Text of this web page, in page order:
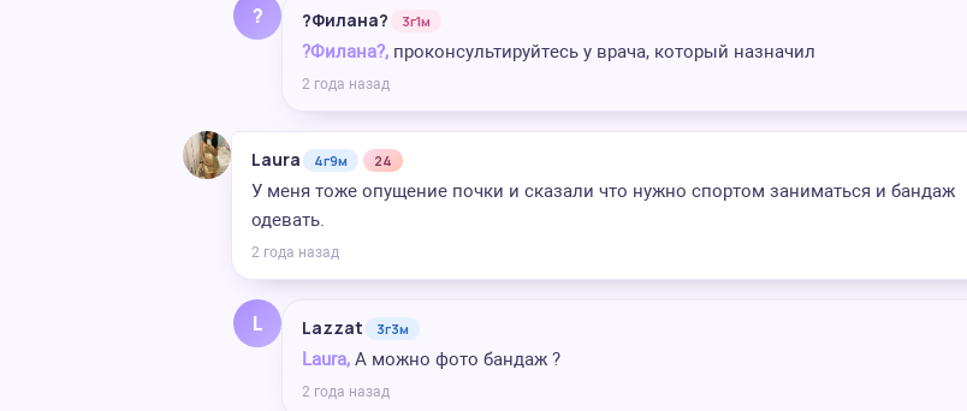
? ?Филана? 3г1м
?Филана?, проконсультируйтесь у врача, который назначил
2 года назад
Laura 4г9м 24
У меня тоже опущение почки и сказали что нужно спортом заниматься и бандаж
одевать.
2 года назад
L Lazzat 3г3м
Laura, А можно фото бандаж ?
2 года назад